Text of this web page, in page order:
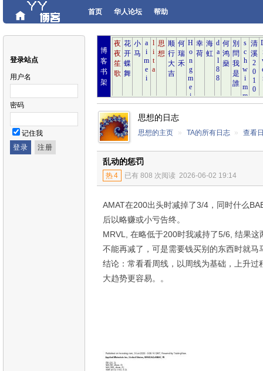
首页 华人论坛 帮助
登录站点
用户名
密码
记住我
博
客
书
架
思想的日志
思想的主页 » TA的所有日志 » 查看
乱动的惩罚
热4 已有 808 次阅读 2026-06-02 19:14
AMAT在200出头时减掉了3/4，同时什么
后以略赚或小亏告终。
MRVL, 在略低于200时我减持了5/6, 结果
不能再减了，可是需要钱买别的东西时就马
结论：常看看周线，以周线为基础，上升
大趋势更容易。。